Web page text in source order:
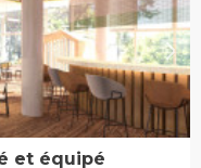
et équipé